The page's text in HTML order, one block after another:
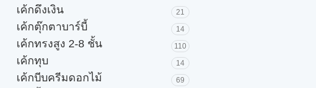
เค้กดึงเงิน 21
เค้กตุ๊กตาบาร์บี้ 14
เค้กทรงสูง 2-8 ชั้น 110
เค้กทุบ 14
เค้กบีบครีมดอกไม้ 69